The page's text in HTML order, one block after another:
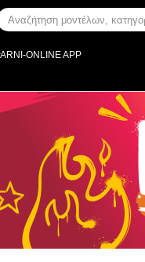
ONLINE APP